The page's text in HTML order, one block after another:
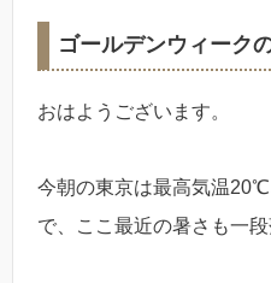
ゴールデンウィーク
おはようございます。
今朝の東京は最高気温
で、ここ最近の暑さも一段